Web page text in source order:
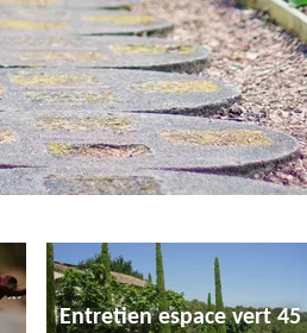
Entretien espace vert 45